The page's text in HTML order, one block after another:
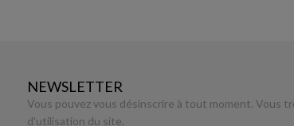
NEWSLETTER
Vous pouvez vous désinscrire à tout moment. Vous
d'utilisation du site.